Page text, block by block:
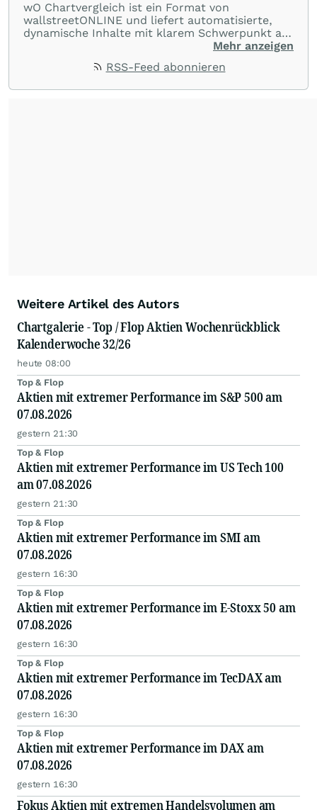
wO Chartvergleich ist ein Format von
wallstreetONLINE und liefert automatisierte,
dynamische Inhalte mit klarem Schwerpunkt auf
Charts und Performance-Vergleiche. Im Fokus
Kursverläufe einer breiten Auswahl an Aktien
Mehr anzeigen
RSS-Feed abonnieren
Weitere Artikel des Autors
Chartgalerie - Top / Flop Aktien Wochenrückblick
Kalenderwoche 32/26
heute 08:00
Top & Flop
Aktien mit extremer Performance im S&P 500 am
07.08.2026
gestern 21:30
Top & Flop
Aktien mit extremer Performance im US Tech 100
am 07.08.2026
gestern 21:30
Top & Flop
Aktien mit extremer Performance im SMI am
07.08.2026
gestern 16:30
Top & Flop
Aktien mit extremer Performance im E-Stoxx 50 am
07.08.2026
gestern 16:30
Top & Flop
Aktien mit extremer Performance im TecDAX am
07.08.2026
gestern 16:30
Top & Flop
Aktien mit extremer Performance im DAX am
07.08.2026
gestern 16:30
Fokus Aktien mit extremen Handelsvolumen am